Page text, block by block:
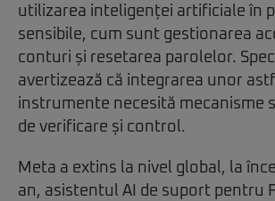
utilizarea inteligenței artificiale în
sensibile, cum sunt gestionarea
conturi și resetarea parolelor.
avertizează că integrarea unor
instrumente necesită mecanisme
de verificare și control.
Meta a extins la nivel global, la
an, asistentul AI de suport pentru